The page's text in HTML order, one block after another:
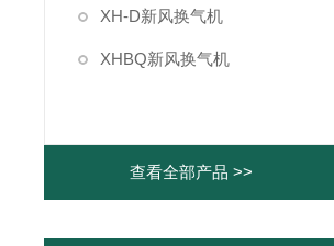
XH-D新风换气机
XHBQ新风换气机
查看全部产品 >>